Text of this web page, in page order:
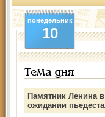
понедельник
10
Тема дня
Памятник Ленина
ожидании